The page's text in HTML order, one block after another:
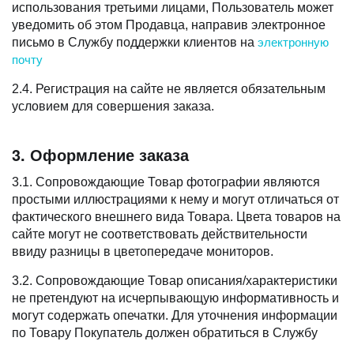
использования третьими лицами, Пользователь может
уведомить об этом Продавца, направив электронное
письмо в Службу поддержки клиентов на электронную
почту
2.4. Регистрация на сайте не является обязательным
условием для совершения заказа.
3. Оформление заказа
3.1. Сопровождающие Товар фотографии являются
простыми иллюстрациями к нему и могут отличаться от
фактического внешнего вида Товара. Цвета товаров на
сайте могут не соответствовать действительности
ввиду разницы в цветопередаче мониторов.
3.2. Сопровождающие Товар описания/характеристики
не претендуют на исчерпывающую информативность и
могут содержать опечатки. Для уточнения информации
по Товару Покупатель должен обратиться в Службу